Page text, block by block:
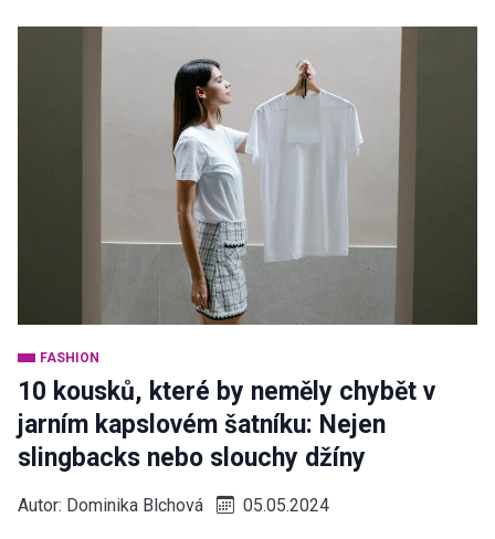
FASHION
10 kousků, které by neměly chybět v
jarním kapslovém šatníku: Nejen
slingbacks nebo slouchy džíny
Autor: Dominika Blchová 05.05.2024